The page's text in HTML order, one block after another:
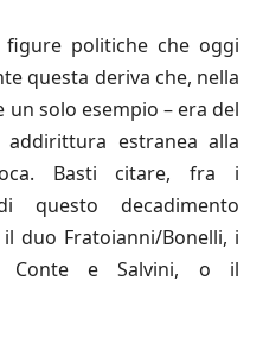
politiche che oggi
questa deriva che, nella
solo esempio – era del
estranea alla
Basti citare, fra i
questo decadimento
duo Fratoianni/Bonelli, i
Conte e Salvini, o il